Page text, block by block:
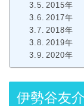
2015年
2017年
2018年
2019年
2020年
伊勢谷友